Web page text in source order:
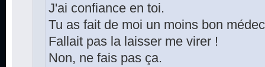
J'ai confiance en toi.
Tu as fait de moi un moins bon
Fallait pas la laisser me virer !
Non, ne fais pas ça.